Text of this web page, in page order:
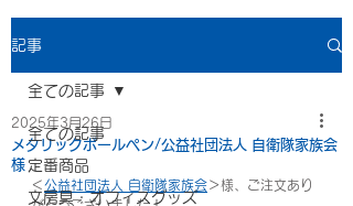
記事
全ての記事
定番商品
文房具・オフィスグッズ
全ての記事
メタリックボールペン/公益社団法人 自衛隊家族会
様
2025年3月26日
＜公益社団法人 自衛隊家族会＞様、ご注文あり